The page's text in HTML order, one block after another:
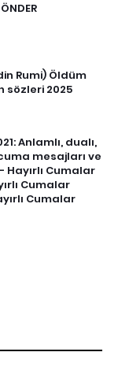
Rumi) Öldüm
sözleri 2025
Anlamlı, dualı,
mesajları ve
Hayırlı Cumalar
Cumalar
Cumalar